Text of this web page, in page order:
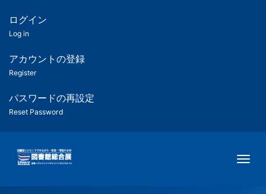
ツ
匿
名
ユ
ー
ー
用
ログイン
Log in
アカウントの登録
Register
パスワードの再設定
Reset Password